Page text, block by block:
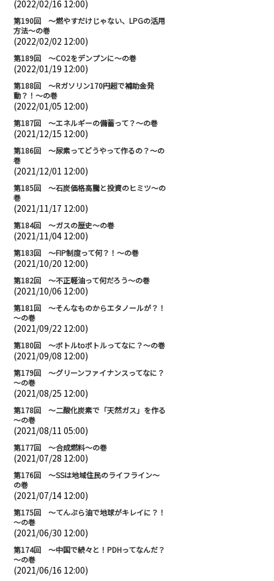
(2022/02/16 12:00)
第190回 ～燃やすだけじゃない、LPGの活用
方法～の巻
(2022/02/02 12:00)
第189回 ～CO2をデンプンに～の巻
(2022/01/19 12:00)
第188回 ～Rガソリン170円超で補助金発
動？！～の巻
(2022/01/05 12:00)
第187回 ～エネルギーの備蓄って？～の巻
(2021/12/15 12:00)
第186回 ～尿素ってどうやって作るの？～の
巻
(2021/12/01 12:00)
第185回 ～石炭価格高騰と投資のヒミツ～の
巻
(2021/11/17 12:00)
第184回 ～ガスの歴史～の巻
(2021/11/04 12:00)
第183回 ～FIP制度って何？！～の巻
(2021/10/20 12:00)
第182回 ～不正軽油って何だろう～の巻
(2021/10/06 12:00)
第181回 ～そんなものからエタノールが？！
～の巻
(2021/09/22 12:00)
第180回 ～ボトルtoボトルってなに？～の巻
(2021/09/08 12:00)
第179回 ～グリーンファイナンスってなに？
～の巻
(2021/08/25 12:00)
第178回 ～二酸化炭素で「天然ガス」を作る
～の巻
(2021/08/11 05:00)
第177回 ～合成燃料～の巻
(2021/07/28 12:00)
第176回 ～SSは地域住民のライフライン～
の巻
(2021/07/14 12:00)
第175回 ～てんぷら油で地球がキレイに？！
～の巻
(2021/06/30 12:00)
第174回 ～中国で続々と！PDHってなんだ？
～の巻
(2021/06/16 12:00)